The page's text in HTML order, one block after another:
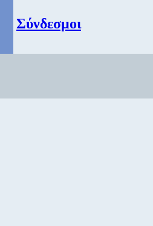
Σύνδεσμοι